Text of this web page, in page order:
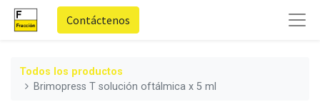
Contáctenos
Todos los productos
Brimopress T solución oftálmica x 5 ml